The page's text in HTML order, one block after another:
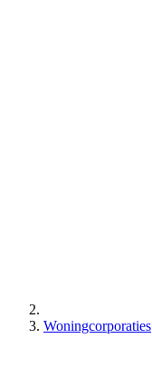
Woningcorporaties